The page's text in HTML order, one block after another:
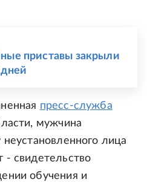
приставы закрыли
пресс-служба
мужчина
лица
свидетельство
обучения и